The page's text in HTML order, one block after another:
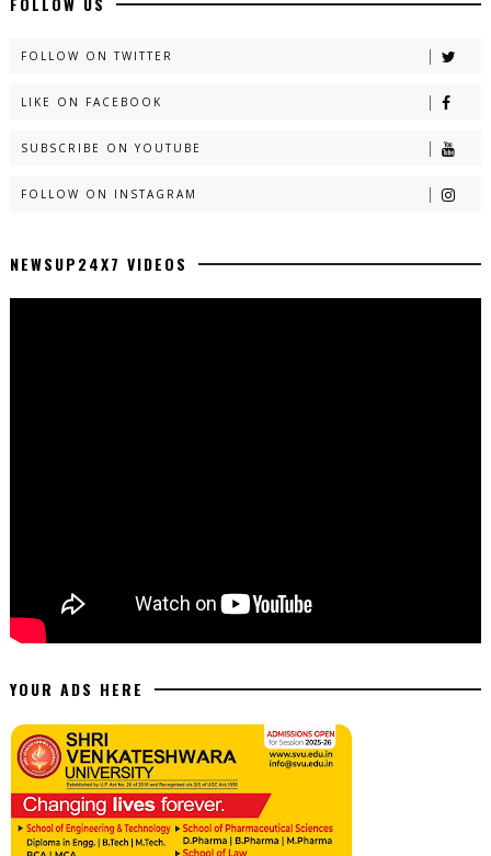
FOLLOW ON TWITTER
LIKE ON FACEBOOK
SUBSCRIBE ON YOUTUBE
FOLLOW ON INSTAGRAM
NEWSUP24X7 VIDEOS
YOUR ADS HERE